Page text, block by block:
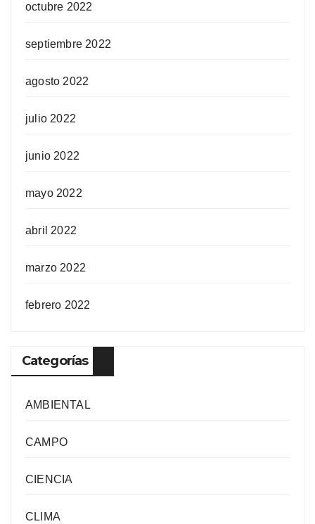
octubre 2022
septiembre 2022
agosto 2022
julio 2022
junio 2022
mayo 2022
abril 2022
marzo 2022
febrero 2022
Categorías
AMBIENTAL
CAMPO
CIENCIA
CLIMA